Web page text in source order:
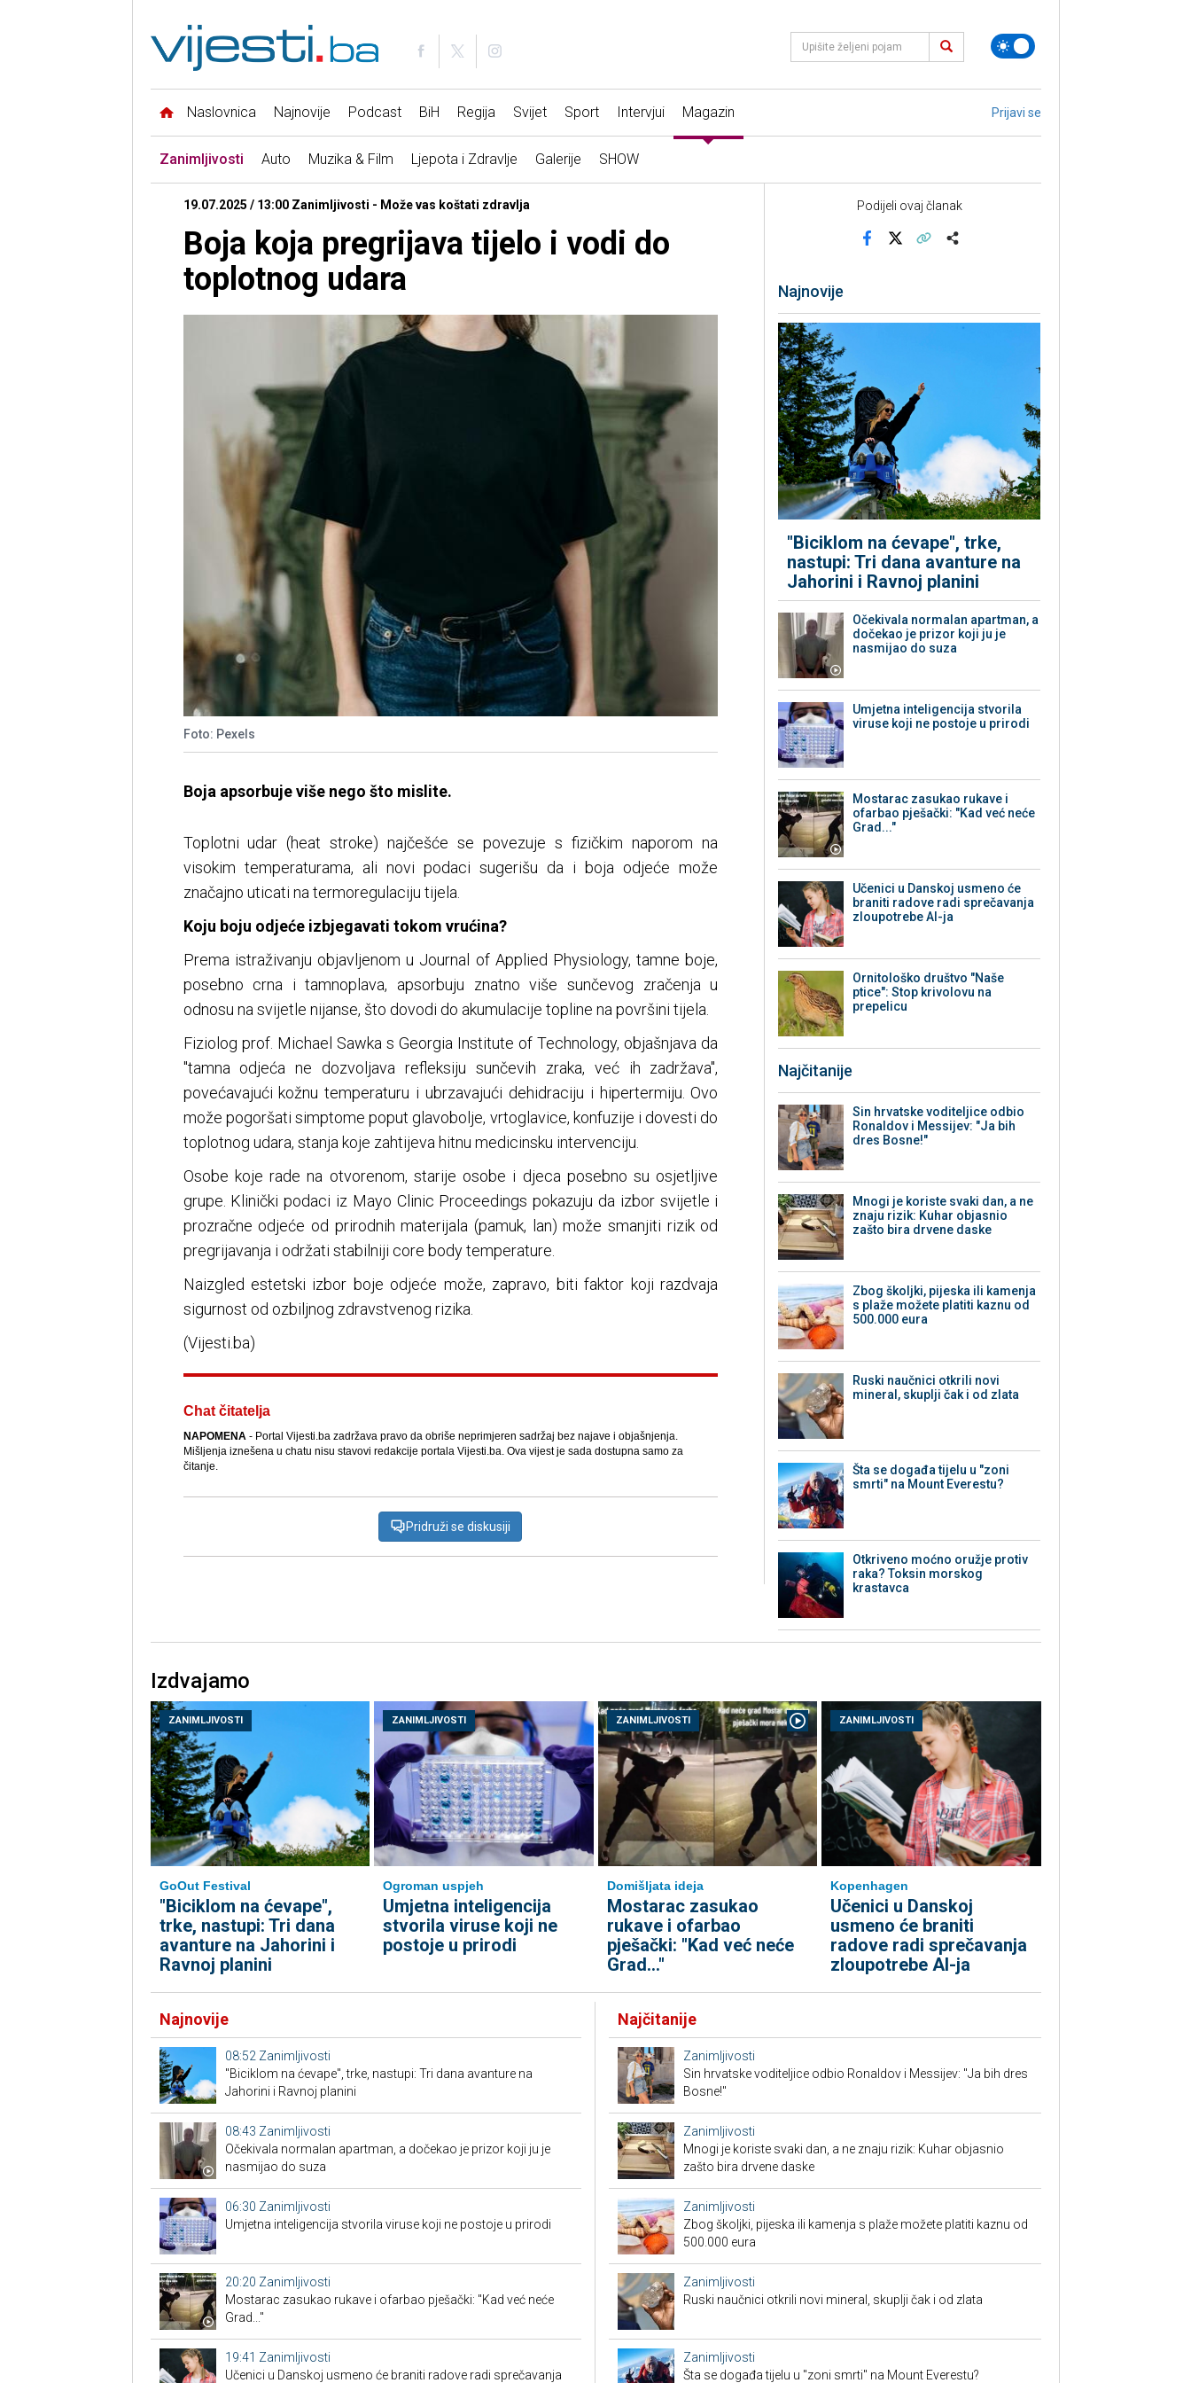
Naslovnica Najnovije Podcast BiH Regija Svijet Sport Intervjui Magazin Prijavi se
Zanimljivosti Auto Muzika & Film Ljepota i Zdravlje Galerije SHOW
19.07.2025 / 13:00 Zanimljivosti - Može vas koštati zdravlja
Boja koja pregrijava tijelo i vodi do
toplotnog udara
Foto: Pexels
Boja apsorbuje više nego što mislite.
Toplotni udar (heat stroke) najčešće se povezuje s fizičkim naporom na
visokim temperaturama, ali novi podaci sugerišu da i boja odjeće može
značajno uticati na termoregulaciju tijela.
Koju boju odjeće izbjegavati tokom vrućina?
Prema istraživanju objavljenom u Journal of Applied Physiology, tamne boje,
posebno crna i tamnoplava, apsorbuju znatno više sunčevog zračenja u
odnosu na svijetle nijanse, što dovodi do akumulacije topline na površini tijela.
Fiziolog prof. Michael Sawka s Georgia Institute of Technology, objašnjava da
"tamna odjeća ne dozvoljava refleksiju sunčevih zraka, već ih zadržava",
povećavajući kožnu temperaturu i ubrzavajući dehidraciju i hipertermiju. Ovo
može pogoršati simptome poput glavobolje, vrtoglavice, konfuzije i dovesti do
toplotnog udara, stanja koje zahtijeva hitnu medicinsku intervenciju.
Osobe koje rade na otvorenom, starije osobe i djeca posebno su osjetljive
grupe. Klinički podaci iz Mayo Clinic Proceedings pokazuju da izbor svijetle i
prozračne odjeće od prirodnih materijala (pamuk, lan) može smanjiti rizik od
pregrijavanja i održati stabilniji core body temperature.
Naizgled estetski izbor boje odjeće može, zapravo, biti faktor koji razdvaja
sigurnost od ozbiljnog zdravstvenog rizika.
(Vijesti.ba)
Chat čitatelja
NAPOMENA- Portal Vijesti.ba zadržava pravo da obriše neprimjeren sadržaj bez najave i objašnjenja.
Mišljenja iznešena u chatu nisu stavovi redakcije portala Vijesti.ba. Ova vijest je sada dostupna samo za
čitanje.
Pridruži se diskusiji
Podijeli ovaj članak
Najnovije
"Biciklom na ćevape", trke,
nastupi: Tri dana avanture na
Jahorini i Ravnoj planini
Očekivala normalan apartman, a
dočekao je prizor koji ju je
nasmijao do suza
Umjetna inteligencija stvorila
viruse koji ne postoje u prirodi
Mostarac zasukao rukave i
ofarbao pješački: "Kad već neće
Grad..."
Učenici u Danskoj usmeno će
braniti radove radi sprečavanja
zloupotrebe AI-ja
Ornitološko društvo "Naše
ptice": Stop krivolovu na
prepelicu
Najčitanije
Sin hrvatske voditeljice odbio
Ronaldov i Messijev: "Ja bih
dres Bosne!"
Mnogi je koriste svaki dan, a ne
znaju rizik: Kuhar objasnio
zašto bira drvene daske
Zbog školjki, pijeska ili kamenja
s plaže možete platiti kaznu od
500.000 eura
Ruski naučnici otkrili novi
mineral, skuplji čak i od zlata
Šta se događa tijelu u "zoni
smrti" na Mount Everestu?
Otkriveno moćno oružje protiv
raka? Toksin morskog
krastavca
Izdvajamo
ZANIMLJIVOSTI
GoOut Festival
"Biciklom na ćevape",
trke, nastupi: Tri dana
avanture na Jahorini i
Ravnoj planini
ZANIMLJIVOSTI
Ogroman uspjeh
Umjetna inteligencija
stvorila viruse koji ne
postoje u prirodi
ZANIMLJIVOSTI
Domišljata ideja
Mostarac zasukao
rukave i ofarbao
pješački: "Kad već neće
Grad..."
ZANIMLJIVOSTI
Kopenhagen
Učenici u Danskoj
usmeno će braniti
radove radi sprečavanja
zloupotrebe AI-ja
Najnovije
08:52 Zanimljivosti
"Biciklom na ćevape", trke, nastupi: Tri dana avanture na
Jahorini i Ravnoj planini
08:43 Zanimljivosti
Očekivala normalan apartman, a dočekao je prizor koji ju je
nasmijao do suza
06:30 Zanimljivosti
Umjetna inteligencija stvorila viruse koji ne postoje u prirodi
20:20 Zanimljivosti
Mostarac zasukao rukave i ofarbao pješački: "Kad već neće
Grad..."
19:41 Zanimljivosti
Učenici u Danskoj usmeno će braniti radove radi sprečavanja
Najčitanije
Zanimljivosti
Sin hrvatske voditeljice odbio Ronaldov i Messijev: "Ja bih dres
Bosne!"
Zanimljivosti
Mnogi je koriste svaki dan, a ne znaju rizik: Kuhar objasnio
zašto bira drvene daske
Zanimljivosti
Zbog školjki, pijeska ili kamenja s plaže možete platiti kaznu od
500.000 eura
Zanimljivosti
Ruski naučnici otkrili novi mineral, skuplji čak i od zlata
Zanimljivosti
Šta se događa tijelu u "zoni smrti" na Mount Everestu?